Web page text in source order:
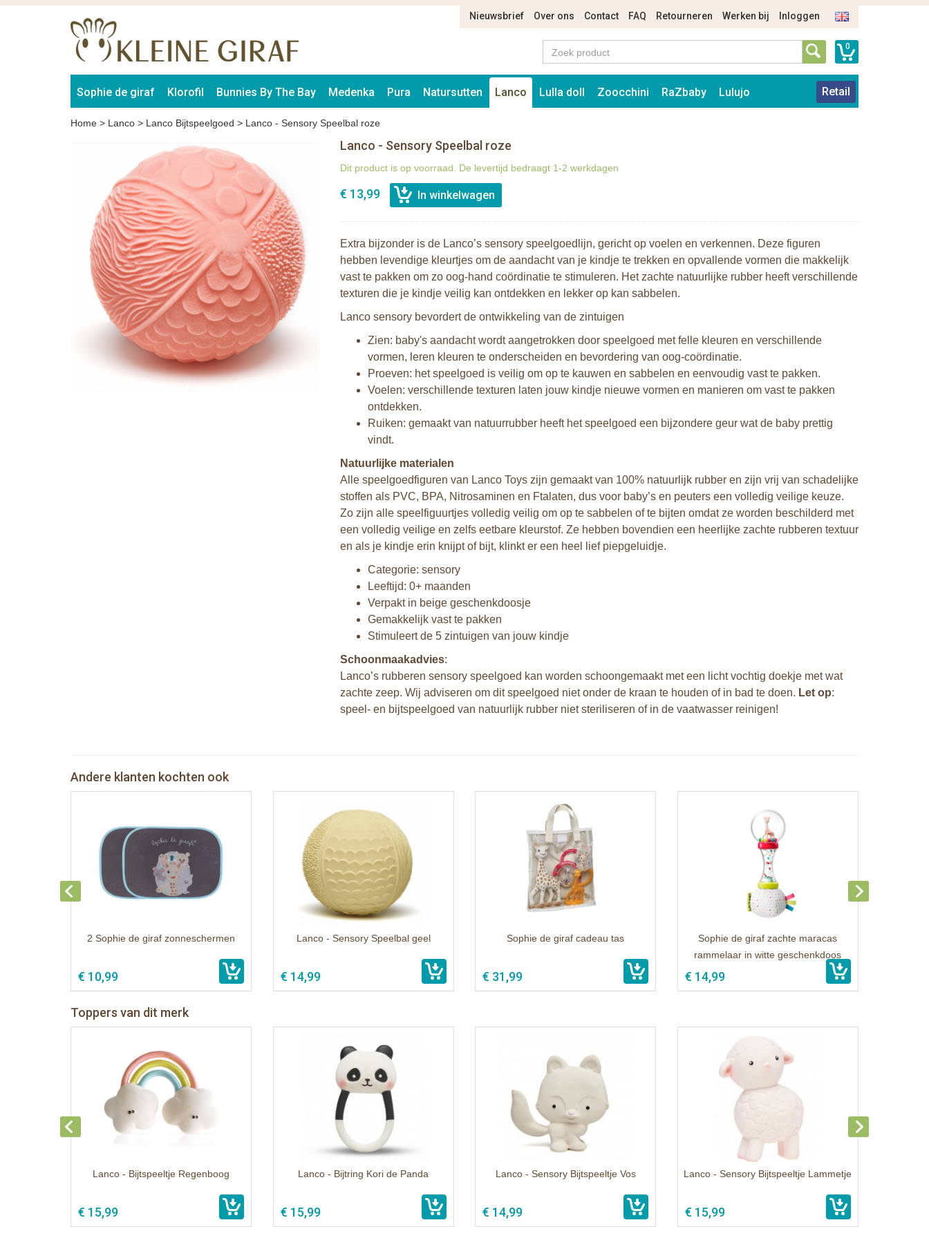
Nieuwsbrief Over ons Contact FAQ Retourneren Werken bij Inloggen
0
Sophie de giraf Klorofil Bunnies By The Bay Medenka Pura Natursutten Lanco Lulla doll Zoocchini RaZbaby Lulujo Retail
Home > Lanco > Lanco Bijtspeelgoed > Lanco - Sensory Speelbal roze
Lanco - Sensory Speelbal roze
Dit product is op voorraad. De levertijd bedraagt 1-2 werkdagen
€ 13,99
Extra bijzonder is de Lanco’s sensory speelgoedlijn, gericht op voelen en verkennen. Deze figuren
hebben levendige kleurtjes om de aandacht van je kindje te trekken en opvallende vormen die makkelijk
vast te pakken om zo oog-hand coördinatie te stimuleren. Het zachte natuurlijke rubber heeft verschillende
texturen die je kindje veilig kan ontdekken en lekker op kan sabbelen.
Lanco sensory bevordert de ontwikkeling van de zintuigen
Zien: baby's aandacht wordt aangetrokken door speelgoed met felle kleuren en verschillende
vormen, leren kleuren te onderscheiden en bevordering van oog-coördinatie.
Proeven: het speelgoed is veilig om op te kauwen en sabbelen en eenvoudig vast te pakken.
Voelen: verschillende texturen laten jouw kindje nieuwe vormen en manieren om vast te pakken
ontdekken.
Ruiken: gemaakt van natuurrubber heeft het speelgoed een bijzondere geur wat de baby prettig
vindt.
Natuurlijke materialen
Alle speelgoedfiguren van Lanco Toys zijn gemaakt van 100% natuurlijk rubber en zijn vrij van schadelijke
stoffen als PVC, BPA, Nitrosaminen en Ftalaten, dus voor baby’s en peuters een volledig veilige keuze.
Zo zijn alle speelfiguurtjes volledig veilig om op te sabbelen of te bijten omdat ze worden beschilderd met
een volledig veilige en zelfs eetbare kleurstof. Ze hebben bovendien een heerlijke zachte rubberen textuur
en als je kindje erin knijpt of bijt, klinkt er een heel lief piepgeluidje.
Categorie: sensory
Leeftijd: 0+ maanden
Verpakt in beige geschenkdoosje
Gemakkelijk vast te pakken
Stimuleert de 5 zintuigen van jouw kindje
Schoonmaakadvies:
Lanco’s rubberen sensory speelgoed kan worden schoongemaakt met een licht vochtig doekje met wat
zachte zeep. Wij adviseren om dit speelgoed niet onder de kraan te houden of in bad te doen. Let op:
speel- en bijtspeelgoed van natuurlijk rubber niet steriliseren of in de vaatwasser reinigen!
Andere klanten kochten ook
2 Sophie de giraf zonneschermen
€ 10,99
Lanco - Sensory Speelbal geel
€ 14,99
Sophie de giraf cadeau tas
€ 31,99
Sophie de giraf zachte maracas
rammelaar in witte geschenkdoos
€ 14,99
Toppers van dit merk
Lanco - Bijtspeeltje Regenboog
€ 15,99
Lanco - Bijtring Kori de Panda
€ 15,99
Lanco - Sensory Bijtspeeltje Vos
€ 14,99
Lanco - Sensory Bijtspeeltje Lammetje
€ 15,99